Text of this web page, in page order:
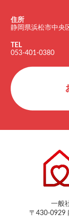
住所
静岡県浜松市中央
TEL
053-401-0380
一般
〒430-0929